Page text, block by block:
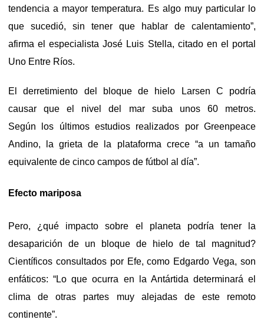
tendencia a mayor temperatura. Es algo muy particular lo
que sucedió, sin tener que hablar de calentamiento”,
afirma el especialista José Luis Stella, citado en el portal
Uno Entre Ríos.
El derretimiento del bloque de hielo Larsen C podría
causar que el nivel del mar suba unos 60 metros.
Según los últimos estudios realizados por Greenpeace
Andino, la grieta de la plataforma crece “a un tamaño
equivalente de cinco campos de fútbol al día”.
Efecto mariposa
Pero, ¿qué impacto sobre el planeta podría tener la
desaparición de un bloque de hielo de tal magnitud?
Científicos consultados por Efe, como Edgardo Vega, son
enfáticos: “Lo que ocurra en la Antártida determinará el
clima de otras partes muy alejadas de este remoto
continente”.